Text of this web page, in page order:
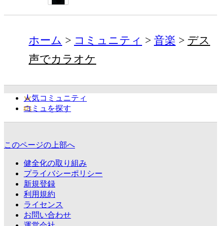
ホーム コミュニティ 音楽
デス
声でカラオケ
人気コミュニティ
コミュを探す
このページの上部へ
健全化の取り組み
プライバシーポリシー
新規登録
利用規約
ライセンス
お問い合わせ